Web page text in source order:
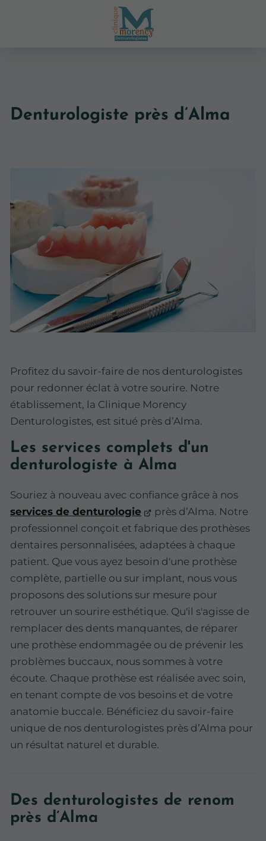
Denturologiste près d’Alma
Profitez du savoir-faire de nos denturologistes
pour redonner éclat à votre sourire. Notre
établissement, la Clinique Morency
Denturologistes, est situé près d’Alma.
Les services complets d'un
denturologiste à Alma
Souriez à nouveau avec confiance grâce à nos
services de denturologie
près d’Alma. Notre
professionnel conçoit et fabrique des prothèses
dentaires personnalisées, adaptées à chaque
patient. Que vous ayez besoin d'une prothèse
complète, partielle ou sur implant, nous vous
proposons des solutions sur mesure pour
retrouver un sourire esthétique. Qu'il s'agisse de
remplacer des dents manquantes, de réparer
une prothèse endommagée ou de prévenir les
problèmes buccaux, nous sommes à votre
écoute. Chaque prothèse est réalisée avec soin,
en tenant compte de vos besoins et de votre
anatomie buccale. Bénéficiez du savoir-faire
unique de nos denturologistes près d’Alma pour
un résultat naturel et durable.
Des denturologistes de renom
près d’Alma